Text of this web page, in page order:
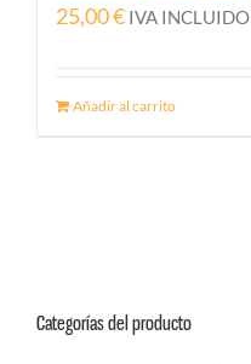
25,00€ IVA INCLUIDO
Añadir al carrito
Categorías del producto